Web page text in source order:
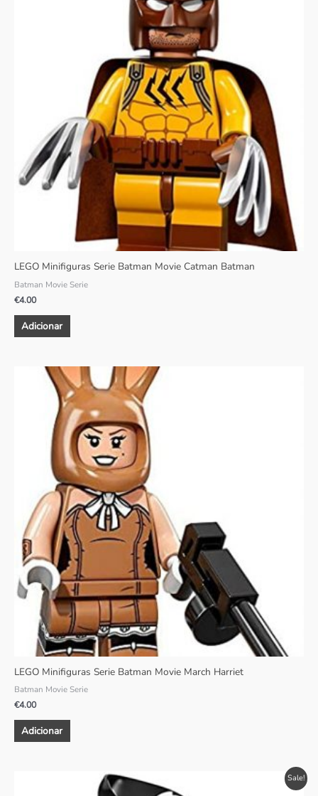
LEGO Minifiguras Serie Batman Movie Catman Batman
Batman Movie Serie
€4.00
Adicionar
LEGO Minifiguras Serie Batman Movie March Harriet
Batman Movie Serie
€4.00
Adicionar
Sale!